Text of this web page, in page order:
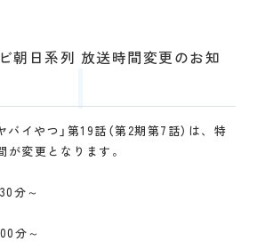
ビ朝日系列 放送時間変更のお知
イやつ」第19話（第2期第7話）は、特
変更となります。
分～
分～